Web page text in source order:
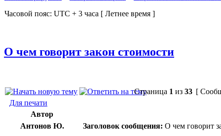
Часовой пояс: UTC + 3 часа [ Летнее время ]
О чем говорит закон стоимости
Страница 1 из 33 [
Для печати
Автор
Антонов Ю.
Заголовок сообщения: О чем говорит